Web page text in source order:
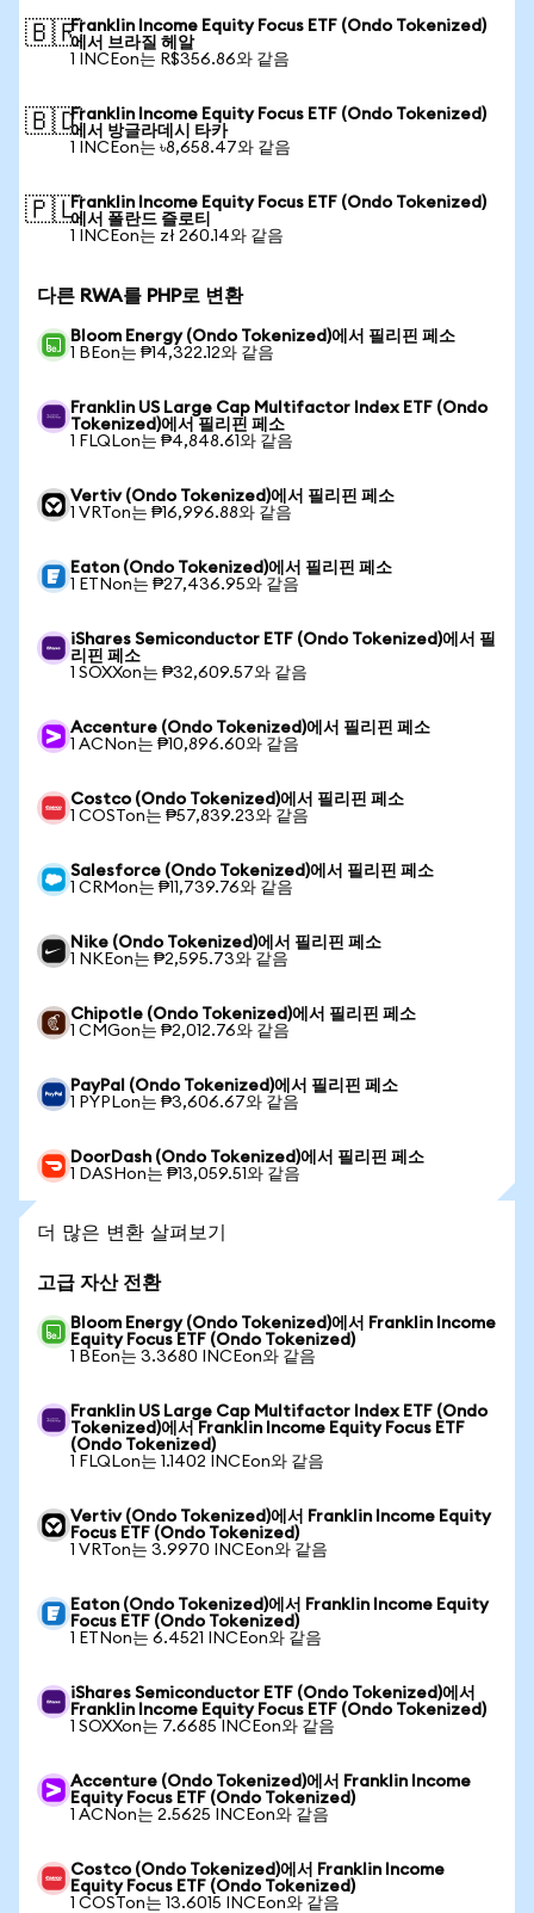
🇧🇷Franklin Income Equity Focus ETF (Ondo Tokenized)
에서 브라질 헤알
1 INCEon는 R$356.86와 같음
🇧🇩Franklin Income Equity Focus ETF (Ondo Tokenized)
에서 방글라데시 타카
1 INCEon는 ৳8,658.47와 같음
🇵🇱Franklin Income Equity Focus ETF (Ondo Tokenized)
에서 폴란드 즐로티
1 INCEon는 zł 260.14와 같음
다른 RWA를 PHP로 변환
Bloom Energy (Ondo Tokenized)에서 필리핀 페소
1 BEon는 ₱14,322.12와 같음
Franklin US Large Cap Multifactor Index ETF (Ondo
Tokenized)에서 필리핀 페소
1 FLQLon는 ₱4,848.61와 같음
Vertiv (Ondo Tokenized)에서 필리핀 페소
1 VRTon는 ₱16,996.88와 같음
Eaton (Ondo Tokenized)에서 필리핀 페소
1 ETNon는 ₱27,436.95와 같음
iShares Semiconductor ETF (Ondo Tokenized)에서 필
리핀 페소
1 SOXXon는 ₱32,609.57와 같음
Accenture (Ondo Tokenized)에서 필리핀 페소
1 ACNon는 ₱10,896.60와 같음
Costco (Ondo Tokenized)에서 필리핀 페소
1 COSTon는 ₱57,839.23와 같음
Salesforce (Ondo Tokenized)에서 필리핀 페소
1 CRMon는 ₱11,739.76와 같음
Nike (Ondo Tokenized)에서 필리핀 페소
1 NKEon는 ₱2,595.73와 같음
Chipotle (Ondo Tokenized)에서 필리핀 페소
1 CMGon는 ₱2,012.76와 같음
PayPal (Ondo Tokenized)에서 필리핀 페소
1 PYPLon는 ₱3,606.67와 같음
DoorDash (Ondo Tokenized)에서 필리핀 페소
1 DASHon는 ₱13,059.51와 같음
더 많은 변환 살펴보기
고급 자산 전환
Bloom Energy (Ondo Tokenized)에서 Franklin Income
Equity Focus ETF (Ondo Tokenized)
1 BEon는 3.3680 INCEon와 같음
Franklin US Large Cap Multifactor Index ETF (Ondo
Tokenized)에서 Franklin Income Equity Focus ETF
(Ondo Tokenized)
1 FLQLon는 1.1402 INCEon와 같음
Vertiv (Ondo Tokenized)에서 Franklin Income Equity
Focus ETF (Ondo Tokenized)
1 VRTon는 3.9970 INCEon와 같음
Eaton (Ondo Tokenized)에서 Franklin Income Equity
Focus ETF (Ondo Tokenized)
1 ETNon는 6.4521 INCEon와 같음
iShares Semiconductor ETF (Ondo Tokenized)에서
Franklin Income Equity Focus ETF (Ondo Tokenized)
1 SOXXon는 7.6685 INCEon와 같음
Accenture (Ondo Tokenized)에서 Franklin Income
Equity Focus ETF (Ondo Tokenized)
1 ACNon는 2.5625 INCEon와 같음
Costco (Ondo Tokenized)에서 Franklin Income
Equity Focus ETF (Ondo Tokenized)
1 COSTon는 13.6015 INCEon와 같음